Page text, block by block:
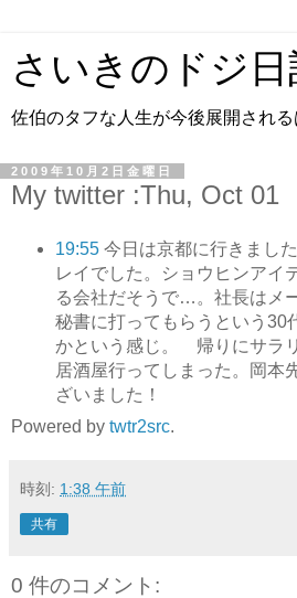
さいきのドジ日
佐伯のタフな人生が今後展開され
2009年10月2日金曜日
My twitter :Thu, Oct 01
19:55 今日は京都に行きまし
レイでした。ショウヒンアイ
る会社だそうで…。社長はメ
秘書に打ってもらうという
かという感じ。 帰りにサラ
居酒屋行ってしまった。岡本
ざいました！
Powered by twtr2src.
時刻: 1:38 午前
共有
0 件のコメント: